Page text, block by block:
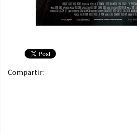
Compartir: